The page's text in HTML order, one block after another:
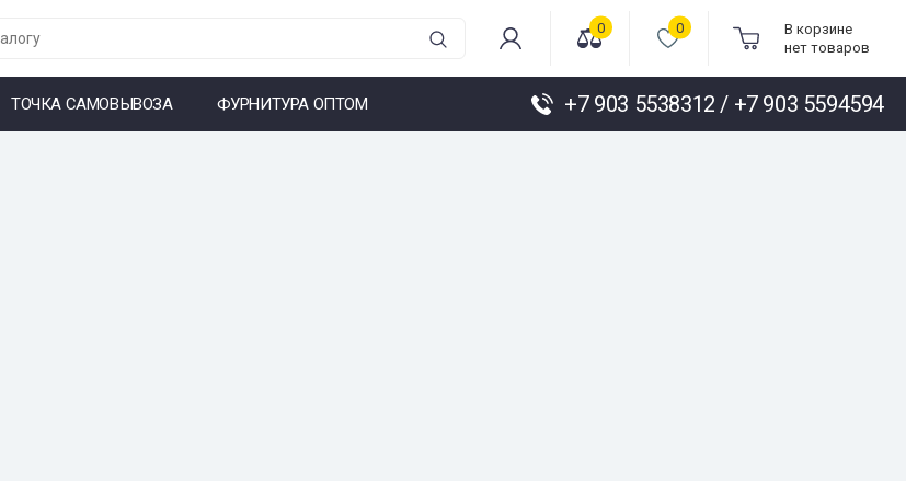
0 0
В корзине
нет товаров
ТОЧКА САМОВЫВОЗА ФУРНИТУРА ОПТОМ +7 903 5538312 / +7 903 5594594